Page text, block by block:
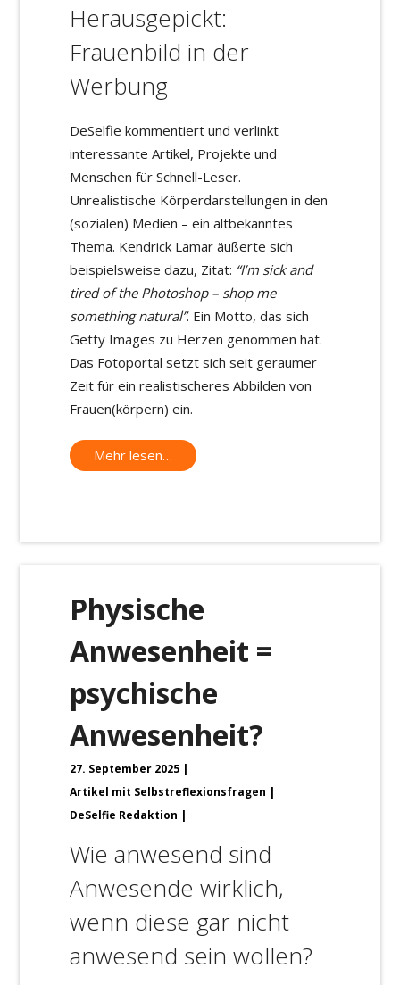
Herausgepickt:
Frauenbild in der
Werbung
DeSelfie kommentiert und verlinkt
interessante Artikel, Projekte und
Menschen für Schnell-Leser.
Unrealistische Körperdarstellungen in den
(sozialen) Medien – ein altbekanntes
Thema. Kendrick Lamar äußerte sich
beispielsweise dazu, Zitat: “I’m sick and
tired of the Photoshop – shop me
something natural”. Ein Motto, das sich
Getty Images zu Herzen genommen hat.
Das Fotoportal setzt sich seit geraumer
Zeit für ein realistischeres Abbilden von
Frauen(körpern) ein.
Mehr lesen…
Physische
Anwesenheit =
psychische
Anwesenheit?
27. September 2025
Artikel mit Selbstreflexionsfragen
DeSelfie Redaktion
Wie anwesend sind
Anwesende wirklich,
wenn diese gar nicht
anwesend sein wollen?